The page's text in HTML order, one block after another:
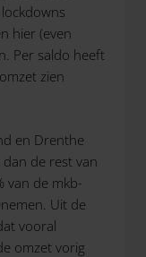
hier (even
Per saldo heeft
zien
en Drenthe
de rest van
van de mkb-
Uit de
vooral
omzet vorig